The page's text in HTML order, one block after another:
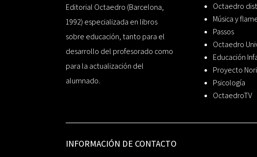
Editorial Octaedro (Barcelona,
1992) especializada en libros
sobre educación, tanto para el
desarrollo del profesorado como
para la actualización del
alumnado.
Octaedro
Música y
Passos
Octaedro
Educación
Proyecto
Psicología
OctaedroTV
INFORMACIÓN DE CONTACTO